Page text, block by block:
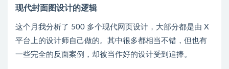
现代封面图设计的逻辑
这个月我分析了 500 多个现代网页设计，大部分都是由 X
平台上的设计师自己做的。其中很多都相当不错，但也有
一些完全的反面案例，却被当作好的设计受到追捧。